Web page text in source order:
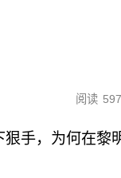
阅读
手，为何在黎